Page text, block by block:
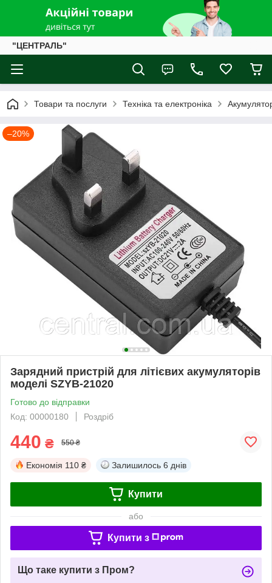
"ЦЕНТРАЛЬ"
Товари та послуги Техніка та електроніка
–20%
Зарядний пристрій для літієвих акумуляторів
моделі SZYB-21020
Готово до відправки
Код: 00000180
Роздріб
440 ₴ 550 ₴
Економія 110 ₴ Залишилось 6 днів
Купити
або
Купити з
Що таке купити з Пром?